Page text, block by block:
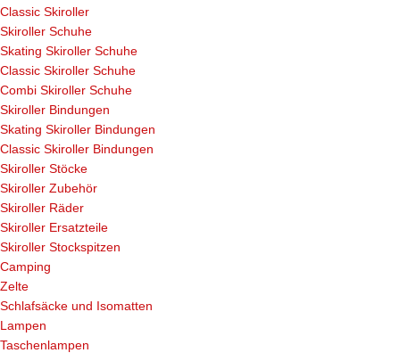
Classic Skiroller
Skiroller Schuhe
Skating Skiroller Schuhe
Classic Skiroller Schuhe
Combi Skiroller Schuhe
Skiroller Bindungen
Skating Skiroller Bindungen
Classic Skiroller Bindungen
Skiroller Stöcke
Skiroller Zubehör
Skiroller Räder
Skiroller Ersatzteile
Skiroller Stockspitzen
Camping
Zelte
Schlafsäcke und Isomatten
Lampen
Taschenlampen